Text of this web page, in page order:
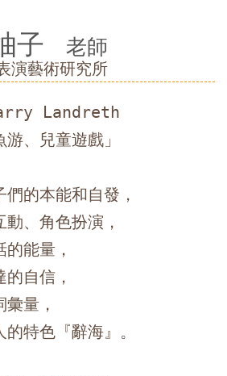
子 老師
演藝術研究所
Landreth
、兒童遊戲」
的本能和自發，
、角色扮演，
能量，
自信，
量，
特色『辭海』。